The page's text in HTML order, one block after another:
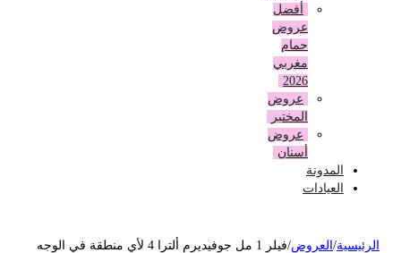
أفضل
عروض
حمام
مغربي
عروض
المختبر
عروض
أسنان
المدونة
العيادات
/العروض فيلر 1 مل جوفيديرم ألترا 4 لأي منطقة في الوجه